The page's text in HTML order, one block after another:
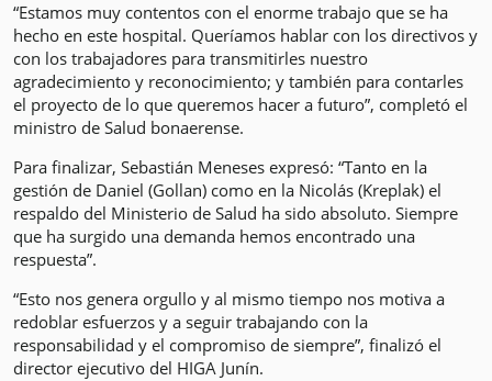
“Estamos muy contentos con el enorme trabajo que se ha
hecho en este hospital. Queríamos hablar con los directivos y
con los trabajadores para transmitirles nuestro
agradecimiento y reconocimiento; y también para contarles
el proyecto de lo que queremos hacer a futuro”, completó el
ministro de Salud bonaerense.
Para finalizar, Sebastián Meneses expresó: “Tanto en la
gestión de Daniel (Gollan) como en la Nicolás (Kreplak) el
respaldo del Ministerio de Salud ha sido absoluto. Siempre
que ha surgido una demanda hemos encontrado una
respuesta”.
“Esto nos genera orgullo y al mismo tiempo nos motiva a
redoblar esfuerzos y a seguir trabajando con la
responsabilidad y el compromiso de siempre”, finalizó el
director ejecutivo del HIGA Junín.